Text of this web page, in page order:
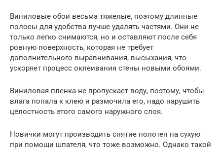
Виниловые обои весьма тяжелые, поэтому длинные
полосы для удобства лучше удалять частями. Они не
только легко снимаются, но и оставляют после себя
ровную поверхность, которая не требует
дополнительного выравнивания, высыхания, что
ускоряет процесс оклеивания стены новыми обоями.
Виниловая пленка не пропускает воду, поэтому, чтобы
влага попала к клею и размочила его, надо нарушить
целостность этого самого наружного слоя.
Новички могут производить снятие полотен на сухую
при помощи шпателя, что тоже возможно. Однако такой